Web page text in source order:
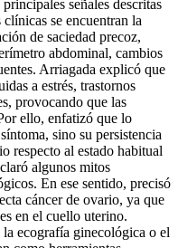
señales descritas
se encuentran la
de saciedad precoz,
abdominal, cambios
Arriagada explicó que
a estrés, trastornos
provocando que las
ello, enfatizó que lo
sino su persistencia
respecto al estado habitual
algunos mitos
En ese sentido, precisó
cáncer de ovario, ya que
en el cuello uterino.
ecografía ginecológica o el